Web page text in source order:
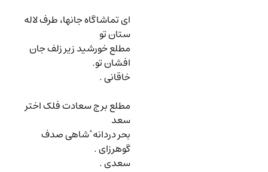
ای تماشاگاه جانها، طرف لاله
ستان تو
مطلع خورشید زیر زلف جان
افشان تو.
خاقانی .
مطلع برج سعادت فلک اختر
سعد
بحر دردانه ٔ شاهی صدف
گوهرزای .
سعدی .